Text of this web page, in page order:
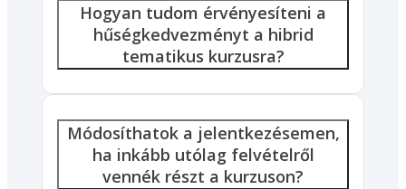
Hogyan tudom érvényesíteni a
hűségkedvezményt a hibrid
tematikus kurzusra?
Módosíthatok a jelentkezésemen,
ha inkább utólag felvételről
vennék részt a kurzuson?